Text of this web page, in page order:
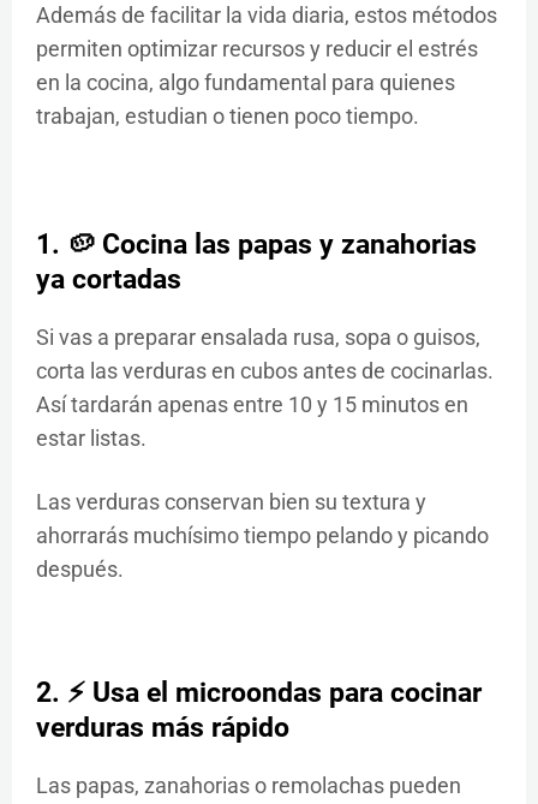
Además de facilitar la vida diaria, estos métodos
permiten optimizar recursos y reducir el estrés
en la cocina, algo fundamental para quienes
trabajan, estudian o tienen poco tiempo.
1. 🥔 Cocina las papas y zanahorias
ya cortadas
Si vas a preparar ensalada rusa, sopa o guisos,
corta las verduras en cubos antes de cocinarlas.
Así tardarán apenas entre 10 y 15 minutos en
estar listas.
Las verduras conservan bien su textura y
ahorrarás muchísimo tiempo pelando y picando
después.
2. ⚡ Usa el microondas para cocinar
verduras más rápido
Las papas, zanahorias o remolachas pueden